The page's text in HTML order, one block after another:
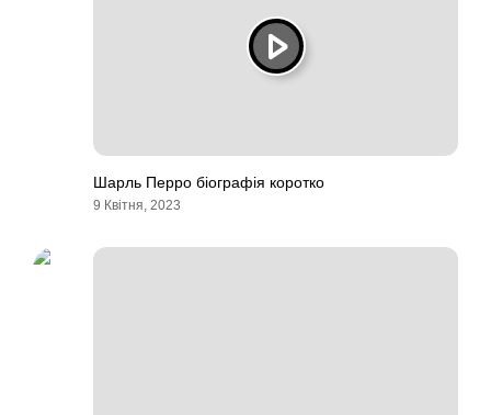
Шарль Перро біографія коротко
9 Квітня, 2023